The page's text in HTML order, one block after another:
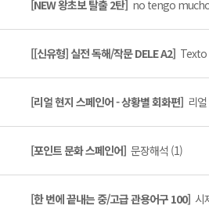
[NEW 왕초보 탈출 2탄] no tengo
[[신유형] 실전 독해/작문 DELE A2] Texto
[리얼 현지 스페인어 - 상황별 회화편] 리
[포인트 문화 스페인어] 문장해석 (1)
[한 번에 끝내는 중/고급 관용어구 100] 시